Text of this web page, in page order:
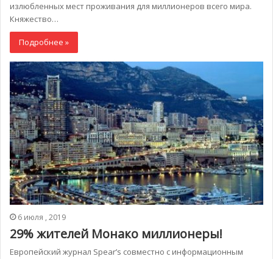
излюбленных мест проживания для миллионеров всего мира.
Княжество…
Подробнее »
6 июля , 2019
29% жителей Монако миллионеры!
Европейский журнал Spear’s совместно с информационным